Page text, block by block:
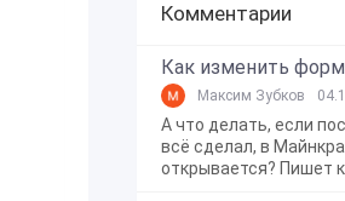
Комментарии
Максим Зубков
А что делать, если
всё сделал, в
открывается? Пишет